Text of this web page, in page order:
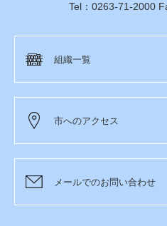
Tel：0263-71-2000
組織一覧
市へのアクセス
メールでのお問い合わせ